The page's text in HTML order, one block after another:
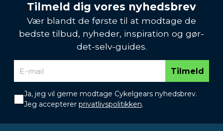
Tilmeld dig vores nyhedsbrev
Vær blandt de første til at modtage de
bedste tilbud, nyheder, inspiration og gør-
det-selv-guides.
Tilmeld
Ja, jeg vil gerne modtage Cykelgears nyhedsbrev.
Jeg accepterer privatlivspolitikken.